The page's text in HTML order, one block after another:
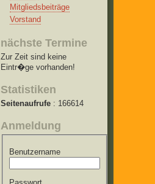
Mitgliedsbeiträge
Vorstand
nächste Termine
Zur Zeit sind keine
Eintr�ge vorhanden!
Statistiken
Seitenaufrufe : 166614
Anmeldung
Benutzername